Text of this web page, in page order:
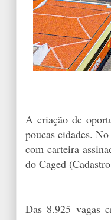
A criação de
poucas cidades.
com carteira
do Caged
Das 8.925 vagas